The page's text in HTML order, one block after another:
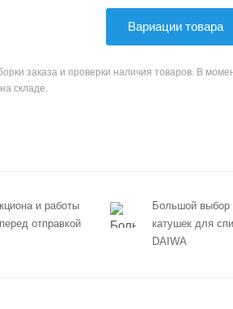
Вариации товара
заказа и проверки наличия товаров. В
складе.
и работы
отправкой
Большой выбор
катушек для
DAIWA